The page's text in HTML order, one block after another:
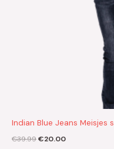
Indian Blue Jeans Meisjes
€39.99€20.00